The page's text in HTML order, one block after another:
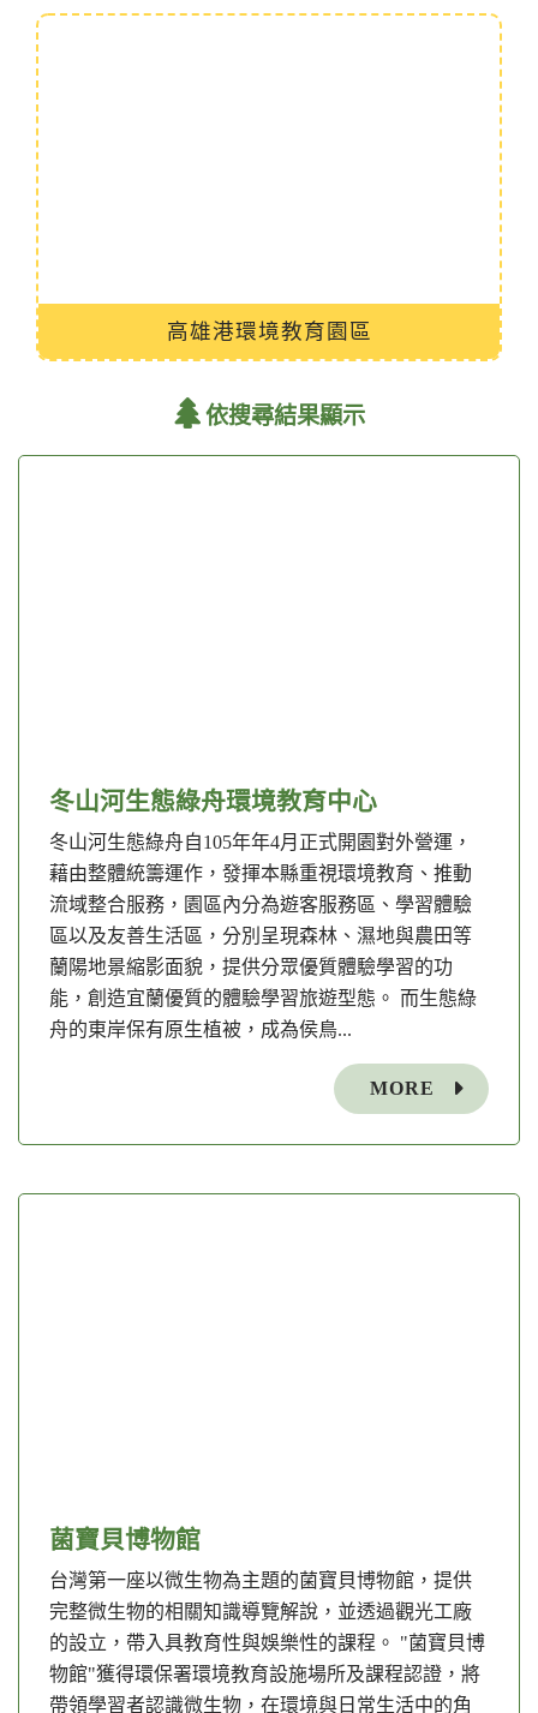
高雄港環境教育園區
依搜尋結果顯示
冬山河生態綠舟環境教育中心
冬山河生態綠舟自105年年4月正式開園對外營運，
藉由整體統籌運作，發揮本縣重視環境教育、推動
流域整合服務，園區內分為遊客服務區、學習體驗
區以及友善生活區，分別呈現森林、濕地與農田等
蘭陽地景縮影面貌，提供分眾優質體驗學習的功
能，創造宜蘭優質的體驗學習旅遊型態。 而生態綠
舟的東岸保有原生植被，成為侯鳥...
MORE
菌寶貝博物館
台灣第一座以微生物為主題的菌寶貝博物館，提供
完整微生物的相關知識導覽解說，並透過觀光工廠
的設立，帶入具教育性與娛樂性的課程。 "菌寶貝博
物館"獲得環保署環境教育設施場所及課程認證，將
帶領學習者認識微生物，在環境與日常生活中的角